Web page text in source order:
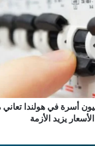
أسرة في هولندا تعاني
يزيد الأزمة